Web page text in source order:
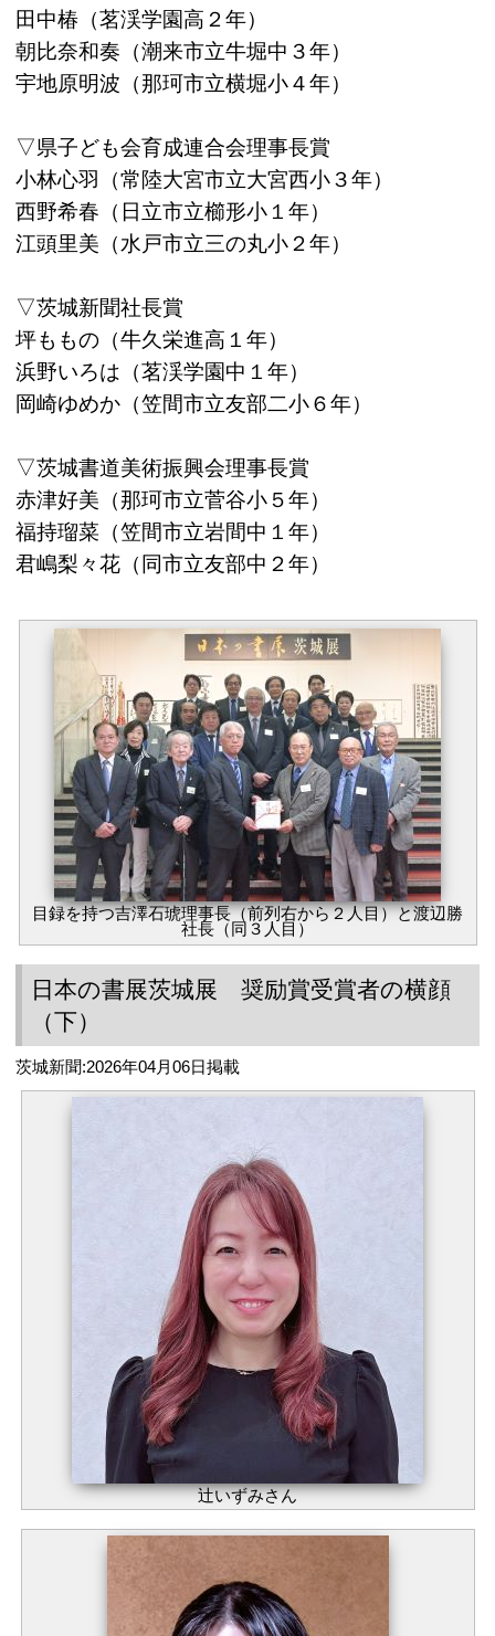
田中椿（茗渓学園高２年）
朝比奈和奏（潮来市立牛堀中３年）
宇地原明波（那珂市立横堀小４年）
▽県子ども会育成連合会理事長賞
小林心羽（常陸大宮市立大宮西小３年）
西野希春（日立市立櫛形小１年）
江頭里美（水戸市立三の丸小２年）
▽茨城新聞社長賞
坪ももの（牛久栄進高１年）
浜野いろは（茗渓学園中１年）
岡崎ゆめか（笠間市立友部二小６年）
▽茨城書道美術振興会理事長賞
赤津好美（那珂市立菅谷小５年）
福持瑠菜（笠間市立岩間中１年）
君嶋梨々花（同市立友部中２年）
目録を持つ吉澤石琥理事長（前列右から２人目）と渡辺勝
社長（同３人目）
日本の書展茨城展 奨励賞受賞者の横顔
（下）
茨城新聞:2026年04月06日掲載
辻いずみさん